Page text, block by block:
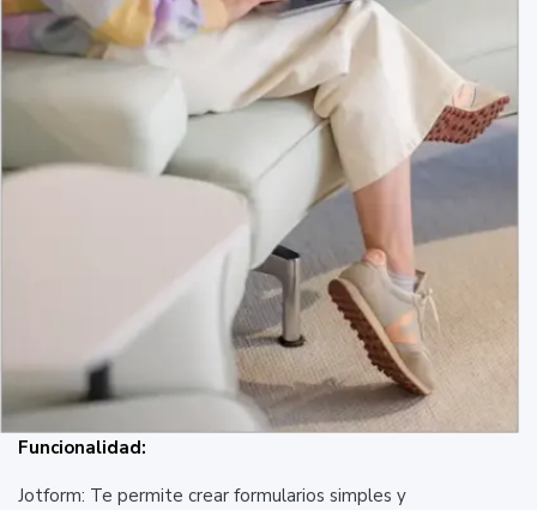
Funcionalidad:
Jotform: Te permite crear formularios simples y